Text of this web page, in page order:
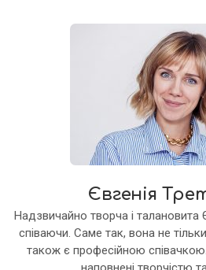
Євгенія
Надзвичайно творча і талановита
співаючи. Саме так, вона не
також є професійною